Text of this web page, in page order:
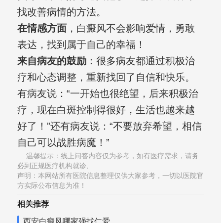
找改善病情的方法。
在情感方面，白癜风不会影响爱情，勇敢
表达，找到属于自己的幸福！
来自病友的鼓励：很多病友都通过积极治
疗和心态调整，重新找回了自信和快乐。
有病友说：“一开始也很绝望，后来积极治
疗，现在白斑控制得很好，生活也越来越
好了！”还有病友说：“不要放弃希望，相信
自己可以战胜病魔！”
温馨提示：线上问答内容仅为参考，如有医疗需求，请务
必到正规医疗机构就诊,
声明：本网站所有医院信息整理仅供大家参考，一切以医院官
方实际公布信息为准！
相关推荐
西安白癜风哪家强找仁爱